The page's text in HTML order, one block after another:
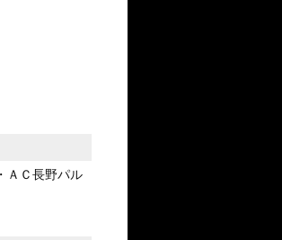
ＡＣ長野パル